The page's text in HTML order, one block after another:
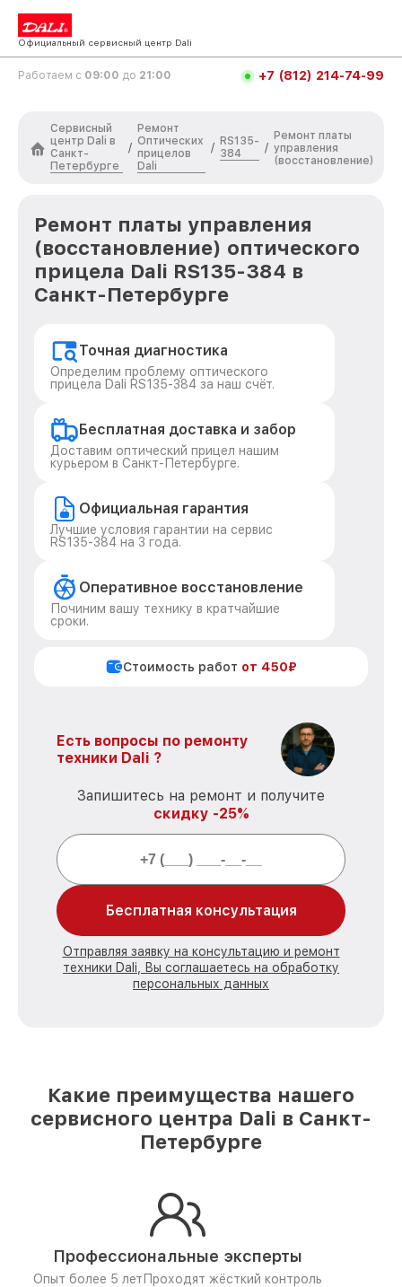
Официальный сервисный центр Dali
Работаем с 09:00 до 21:00 +7 (812) 214-74-99
Сервисный
центр Dali в
Санкт-
Петербурге
/
Ремонт
Оптических
прицелов
Dali
/
RS135-
384
/
Ремонт платы
управления
(восстановление)
Ремонт платы управления
(восстановление) оптического
прицела Dali RS135-384 в
Санкт-Петербурге
Точная диагностика
Определим проблему оптического
прицела Dali RS135-384 за наш счёт.
Бесплатная доставка и забор
Доставим оптический прицел нашим
курьером в Санкт-Петербурге.
Официальная гарантия
Лучшие условия гарантии на сервис
RS135-384 на 3 года.
Оперативное восстановление
Починим вашу технику в кратчайшие
сроки.
Стоимость работ от 450₽
Есть вопросы по ремонту
техники Dali ?
Запишитесь на ремонт и получите
скидку -25%
Бесплатная консультация
Отправляя заявку на консультацию и ремонт
техники Dali, Вы соглашаетесь на обработку
персональных данных
Какие преимущества нашего
сервисного центра Dali в Санкт-
Петербурге
Профессиональные эксперты
Опыт более 5 лет Проходят жёсткий контроль